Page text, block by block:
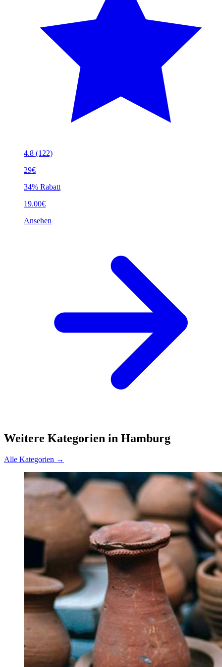
4.8 (122)
29€
34% Rabatt
19.00€
Ansehen
Weitere Kategorien in Hamburg
Alle Kategorien →